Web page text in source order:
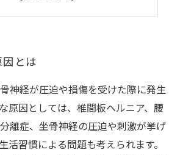
とは
神経が圧迫や損傷を受けた際に発生
原因としては、椎間板ヘルニア、腰
離症、坐骨神経の圧迫や刺激が挙げ
活習慣による問題も考えられます。